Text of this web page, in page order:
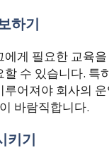
하기
게 필요한 교육
수 있습니다.
어져야 회사의
바람직합니다.
키기